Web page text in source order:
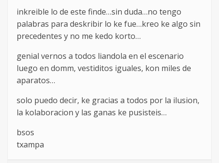
inkreible lo de este finde…sin duda…no tengo
palabras para deskribir lo ke fue…kreo ke algo sin
precedentes y no me kedo korto…
genial vernos a todos liandola en el escenario
luego en domm, vestiditos iguales, kon miles de
aparatos…
solo puedo decir, ke gracias a todos por la ilusion,
la kolaboracion y las ganas ke pusisteis…
bsos
txampa